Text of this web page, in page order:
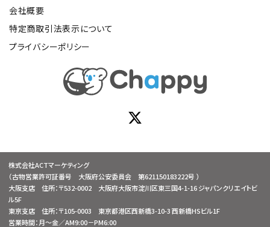
会社概要
特定商取引法表示について
プライバシーポリシー
株式会社ACTマーケティング
（古物営業許可証番号 大阪府公安委員会 第621150183222号 ）
大阪支店 住所：〒532-0002 大阪府大阪市淀川区東三国4-1-16 ジャパンクリエイトビ
ル5F
東京支店 住所：〒105-0003 東京都港区西新橋3-10-3 西新橋HSビル1F
営業時間：月～金／AM9:00－PM6:00